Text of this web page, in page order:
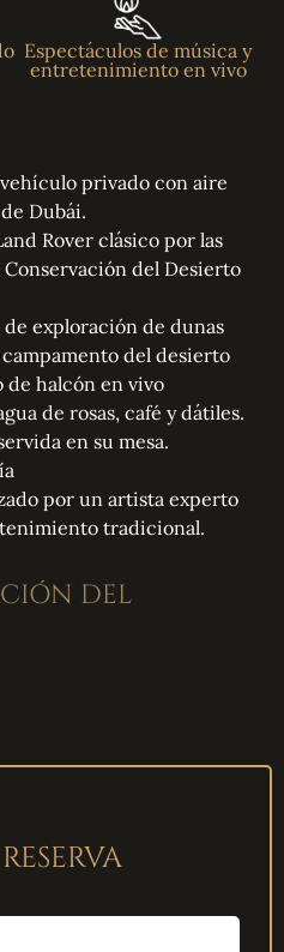
Espectáculos de música y
entretenimiento en vivo
privado con aire
Dubái.
Rover clásico por las
Conservación del Desierto
exploración de dunas
campamento del desierto
de halcón en vivo
de rosas, café y dátiles.
en su mesa.
por un artista experto
tradicional.
DEL